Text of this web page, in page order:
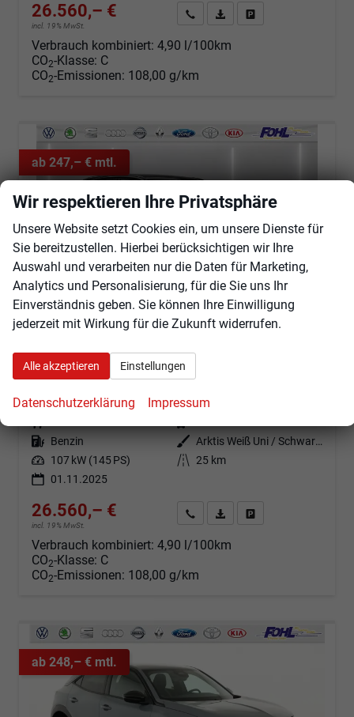
26.560,– €
incl. 19% MwSt.
Angebot anfordern
Fahrzeugexpose (PDF)
Verbrauch kombiniert: 4,90 l/100km
CO2-Klasse: C
CO2-Emissionen: 108,00 g/km
ab 247,– € mtl.
Opel Mokka
Kraftstoff Benzin Außenfarbe
Arktis Weiß Uni / Schwarzes Dach
Leistung 107 kW (145 PS) Kilometerstand 25 km
01.11.2025
26.560,– €
incl. 19% MwSt.
Angebot anfordern
Fahrzeugexpose (PDF)
Verbrauch kombiniert: 4,90 l/100km
CO2-Klasse: C
CO2-Emissionen: 108,00 g/km
ab 248,– € mtl.
Wir respektieren Ihre Privatsphäre
Unsere Website setzt Cookies ein, um unsere Dienste für
Sie bereitzustellen. Hierbei berücksichtigen wir Ihre
Auswahl und verarbeiten nur die Daten für Marketing,
Analytics und Personalisierung, für die Sie uns Ihr
Einverständnis geben. Sie können Ihre Einwilligung
jederzeit mit Wirkung für die Zukunft widerrufen.
Alle akzeptieren Einstellungen
Datenschutzerklärung Impressum